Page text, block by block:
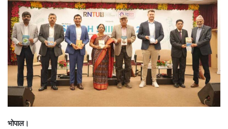
भोपाल।